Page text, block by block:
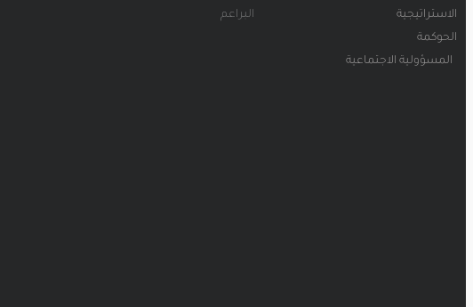
الاستراتيجية
الحوكمة
المسؤولية الاجتماعية
البراعم